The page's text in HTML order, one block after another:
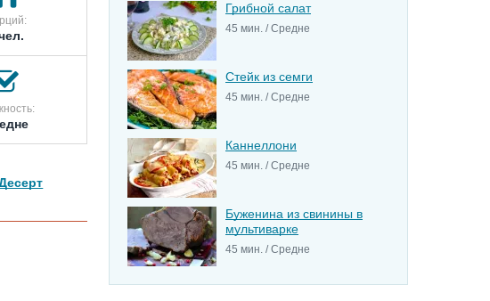
Грибной салат
45 мин. / Средне
Стейк из семги
45 мин. / Средне
Каннеллони
45 мин. / Средне
Буженина из свинины в
мультиварке
45 мин. / Средне